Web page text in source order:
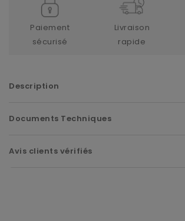
Paiement
sécurisé
Livraison
rapide
Description
Documents Techniques
Avis clients vérifiés